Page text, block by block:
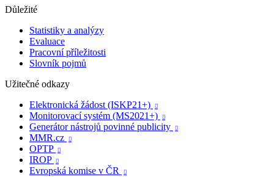
Důležité
Statistiky a analýzy
Evaluace
Pracovní příležitosti
Slovník pojmů
Užitečné odkazy
Elektronická žádost (ISKP21+)

Monitorovací systém (MS2021+) 
Generátor nástrojů povinné publicity 
MMR.cz 
OPTP 
IROP 
Evropská komise v ČR 